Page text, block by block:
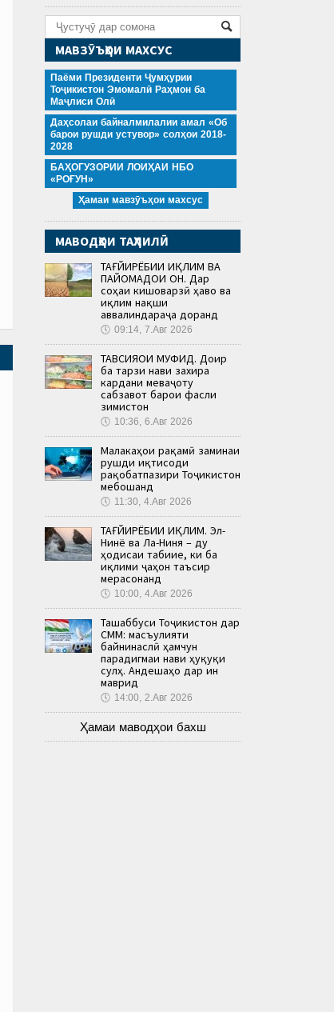
МАВЗӮЪҲОИ МАХСУС
Паёми Президенти Ҷумҳурии
Тоҷикистон Эмомалӣ Раҳмон ба
Маҷлиси Олӣ
Даҳсолаи байналмилалии амал «Об
барои рушди устувор» солҳои 2018-
2028
БАҲОГУЗОРИИ ЛОИҲАИ НБО
«РОҒУН»
Ҳамаи мавзӯъҳои махсус
МАВОДҲОИ ТАҲЛИЛӢ
ТАҒЙИРЁБИИ ИҚЛИМ ВА
ПАЙОМАДҲОИ ОН. Дар
соҳаи кишоварзӣ ҳаво ва
иқлим нақши
аввалиндараҷа доранд
🕔 09:14, 7.Авг 2026
ТАВСИЯҲОИ МУФИД. Доир
ба тарзи нави захира
кардани меваҷоту
сабзавот барои фасли
зимистон
🕔 10:36, 6.Авг 2026
Малакаҳои рақамӣ заминаи
рушди иқтисоди
рақобатпазири Тоҷикистон
мебошанд
🕔 11:30, 4.Авг 2026
ТАҒЙИРЁБИИ ИҚЛИМ. Эл-
Нинё ва Ла-Ниня – ду
ҳодисаи табиие, ки ба
иқлими ҷаҳон таъсир
мерасонанд
🕔 10:00, 4.Авг 2026
Ташаббуси Тоҷикистон дар
СММ: масъулияти
байнинаслӣ ҳамчун
парадигмаи нави ҳуқуқи
сулҳ. Андешаҳо дар ин
маврид
🕔 14:00, 2.Авг 2026
Ҳамаи маводҳои бахш